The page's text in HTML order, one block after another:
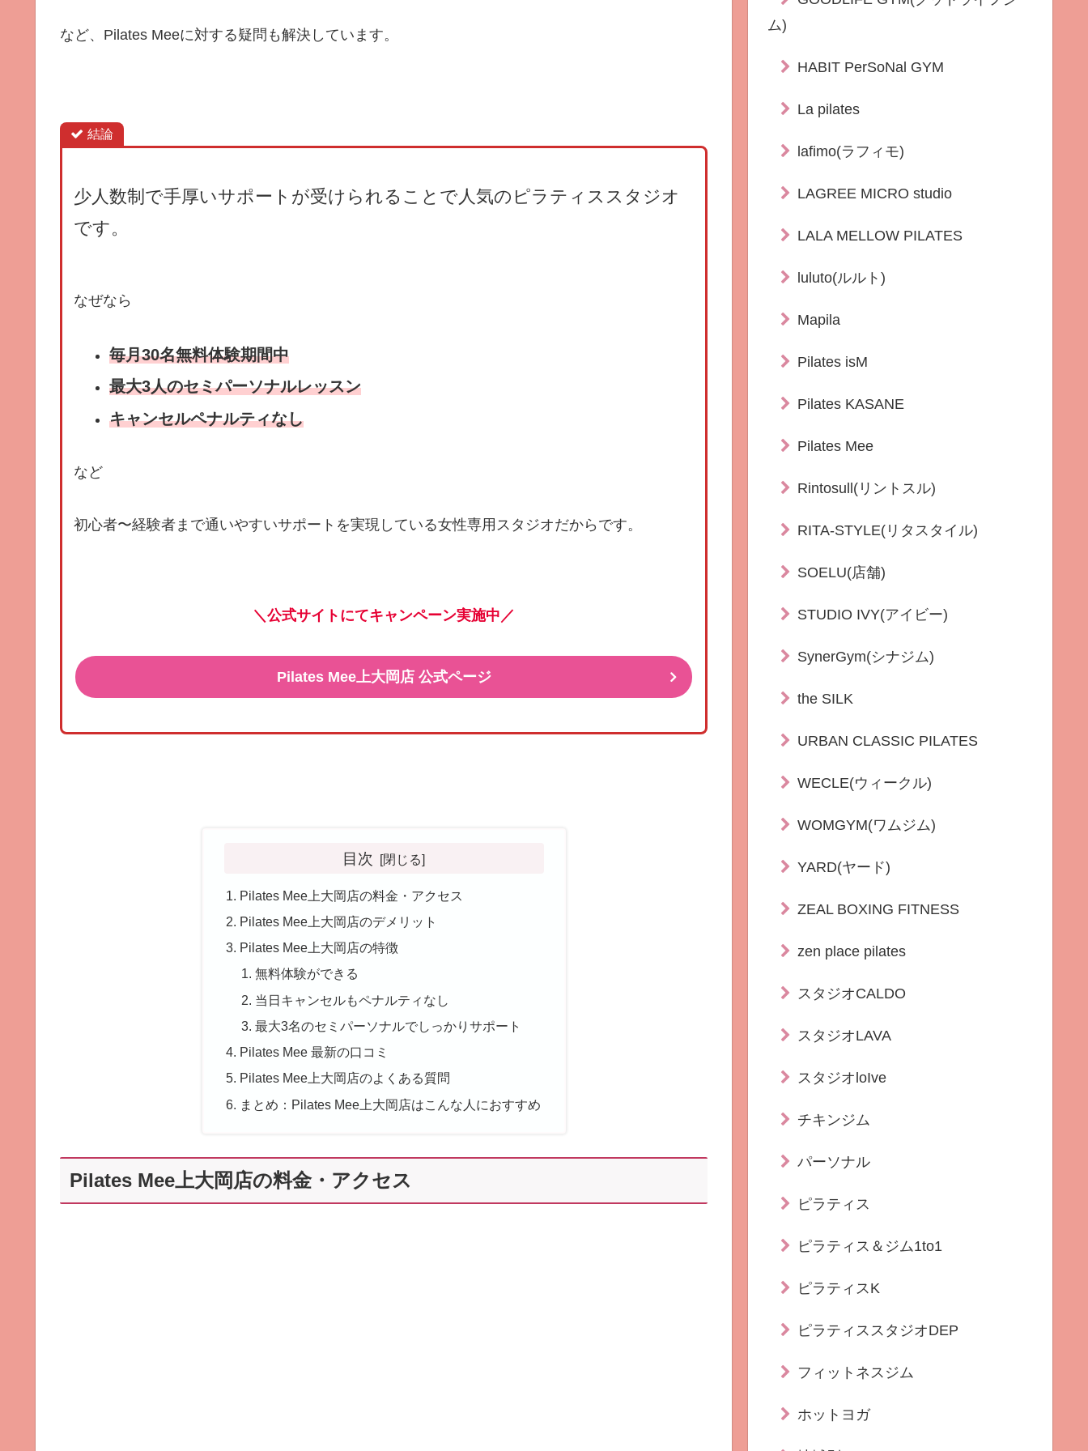
など、Pilates Meeに対する疑問も解決しています。
結論
少人数制で手厚いサポートが受けられることで人気のピラティススタジオ
です。
なぜなら
毎月30名無料体験期間中
最大3人のセミパーソナルレッスン
キャンセルペナルティなし
など
初心者〜経験者まで通いやすいサポートを実現している女性専用スタジオだからです。
＼公式サイトにてキャンペーン実施中／
Pilates Mee上大岡店 公式ページ
目次
Pilates Mee上大岡店の料金・アクセス
Pilates Mee上大岡店のデメリット
Pilates Mee上大岡店の特徴
無料体験ができる
当日キャンセルもペナルティなし
最大3名のセミパーソナルでしっかりサポート
Pilates Mee 最新の口コミ
Pilates Mee上大岡店のよくある質問
まとめ：Pilates Mee上大岡店はこんな人におすすめ
Pilates Mee上大岡店の料金・アクセス
ム)
HABIT PerSoNal GYM
La pilates
lafimo(ラフィモ)
LAGREE MICRO studio
LALA MELLOW PILATES
luluto(ルルト)
Mapila
Pilates isM
Pilates KASANE
Pilates Mee
Rintosull(リントスル)
RITA-STYLE(リタスタイル)
SOELU(店舗)
STUDIO IVY(アイビー)
SynerGym(シナジム)
the SILK
URBAN CLASSIC PILATES
WECLE(ウィークル)
WOMGYM(ワムジム)
YARD(ヤード)
ZEAL BOXING FITNESS
zen place pilates
スタジオCALDO
スタジオLAVA
スタジオloIve
チキンジム
パーソナル
ピラティス
ピラティス＆ジム1to1
ピラティスK
ピラティススタジオDEP
フィットネスジム
ホットヨガ